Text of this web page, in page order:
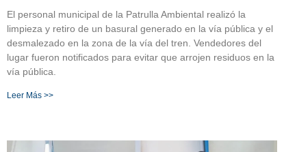
El personal municipal de la Patrulla Ambiental realizó la
limpieza y retiro de un basural generado en la vía pública y el
desmalezado en la zona de la vía del tren. Vendedores del
lugar fueron notificados para evitar que arrojen residuos en la
vía pública.
Leer Más >>